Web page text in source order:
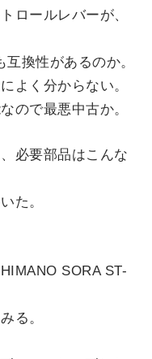
ロールレバーが、
換性があるのか。
よく分からない。
ので最悪中古か。
必要部品はこんな
た。
SORA ST-
る。